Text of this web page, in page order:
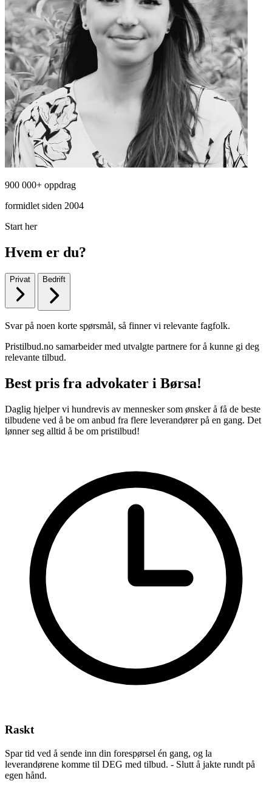
900 000+ oppdrag
formidlet siden 2004
Start her
Hvem er du?
Privat Bedrift
Svar på noen korte spørsmål, så finner vi relevante fagfolk.
Pristilbud.no samarbeider med utvalgte partnere for å kunne gi deg
relevante tilbud.
Best pris fra advokater i Børsa!
Daglig hjelper vi hundrevis av mennesker som ønsker å få de beste
tilbudene ved å be om anbud fra flere leverandører på en gang. Det
lønner seg alltid å be om pristilbud!
Raskt
Spar tid ved å sende inn din forespørsel én gang, og la
leverandørene komme til DEG med tilbud. - Slutt å jakte rundt på
egen hånd.